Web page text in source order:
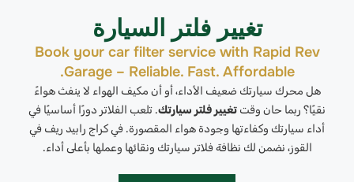
تغيير فلتر السيارة
Book your car filter service with Rapid Rev
Garage – Reliable. Fast. Affordable.
هل محرك سيارتك ضعيف الأداء، أو أن مكيف الهواء لا ينفث هواءً
نقيًا؟ ربما حان وقت تغيير فلتر سيارتك. تلعب الفلاتر دورًا أساسيًا في
أداء سيارتك وكفاءتها وجودة هواء المقصورة. في كراج رابيد ريف في
القوز، نضمن لك نظافة فلاتر سيارتك ونقائها وعملها بأعلى أداء.